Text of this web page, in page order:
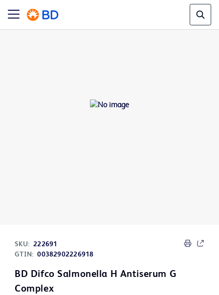
SKU: 222691
GTIN: 00382902226918
BD Difco Salmonella H Antiserum G
Complex